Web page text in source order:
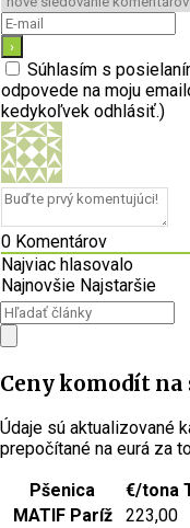
Súhlasím s
odpovede na moju
kedykoľvek odhlásiť.)
0 Komentárov
Najviac hlasovalo
Najnovšie Najstaršie
Ceny komodít na
Údaje sú aktualizované
prepočítané na eurá za
Pšenica
€/tona
MATIF Paríž
223,00